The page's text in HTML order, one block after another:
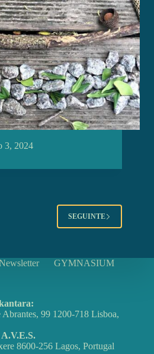
3, 2024
SEGUINTE
GYMNASIUM
Abrantes, 99 1200-718 Lisboa,
8600-256 Lagos, Portugal